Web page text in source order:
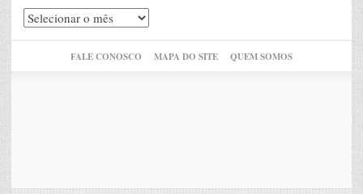
Arquivo
do
FALE CONOSCO MAPA DO SITE QUEM SOMOS